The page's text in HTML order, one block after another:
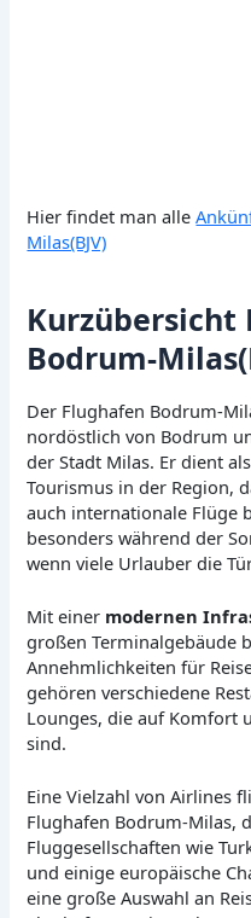
Hier findet man alle
Milas(BJV)
Kurzübersicht
Bodrum-
Der Flughafen Bodrum-
nordöstlich von Bodrum
der Stadt Milas. Er dient
Tourismus in der Region,
auch internationale Flüge
besonders während der
wenn viele Urlauber die
Mit einer modernen
großen Terminalgebäude
Annehmlichkeiten für
gehören verschiedene
Lounges, die auf Komfort
sind.
Eine Vielzahl von Airlines
Flughafen Bodrum-Milas,
Fluggesellschaften wie
und einige europäische
eine große Auswahl an